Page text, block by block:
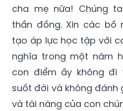
cha mẹ nữa! Chúng
thần đồng. Xin các bố
tạo áp lực học tập với
nghĩa trong một năm
con điểm ấy không đi
suốt đời và không đánh
và tài năng của con